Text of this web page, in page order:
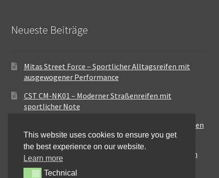
Neueste Beiträge
Mitas Street Force – Sportlicher Alltagsreifen mit
ausgewogener Performance
CST CM-NK01 – Moderner Straßenreifen mit
sportlicher Note
Maxxis MA-ST3 – Ausgewogener Sport-Touring-Reifen
für vielseitige Einsätze
Pirelli City Demon – Zuverlässigkeit für den urbanen
Alltag
This website uses cookies to ensure you get
the best experience on our website.
Learn more
TechnicalTechnical